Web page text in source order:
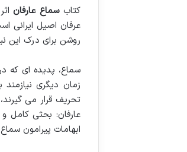
کتابسماع عارفان
عرفان اصیل ایرانی
روشن برای درک این
سماع، پدیده ای که
زمان دیگری
تحریف قرار می
عارفان: بحثی کامل
ابهامات پیرامون